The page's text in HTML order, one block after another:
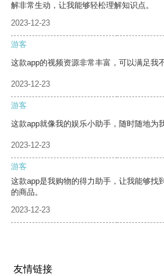
解非常生动，让我能够轻松理解知识点。
2023-12-23
游客
这款app的视频资源非常丰富，可以满足我
2023-12-23
游客
这款app就像我的娱乐小助手，随时随地为
2023-12-23
游客
这款app是我购物的得力助手，让我能够找
的商品。
2023-12-23
友情链接